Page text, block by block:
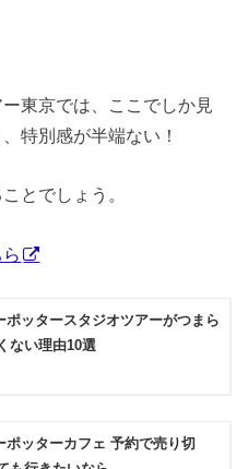
東京では、ここでしか見
特別感が半端ない！
とでしょう。
ポッタースタジオツアーがつまら
ない理由10選
ポッターカフェ 予約で売り切